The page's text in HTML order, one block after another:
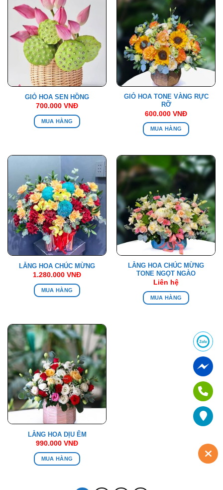
GIỎ HOA SEN HỒNG
700.000 VNĐ
MUA HÀNG
GIỎ HOA TONE VÀNG RỰC
RỠ
600.000 VNĐ
MUA HÀNG
LẴNG HOA CHÚC MỪNG
1.280.000 VNĐ
MUA HÀNG
LẴNG HOA CHÚC MỪNG
TONE NGỌT NGÀO
Liên hệ
MUA HÀNG
LẴNG HOA DỊU ÊM
990.000 VNĐ
MUA HÀNG